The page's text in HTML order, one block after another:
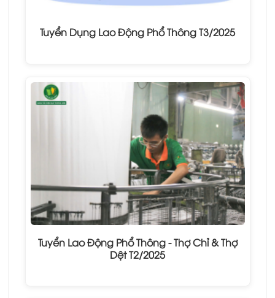
Tuyển Dụng Lao Động Phổ Thông T3/2025
Tuyển Lao Động Phổ Thông - Thợ Chỉ & Thợ
Dệt T2/2025